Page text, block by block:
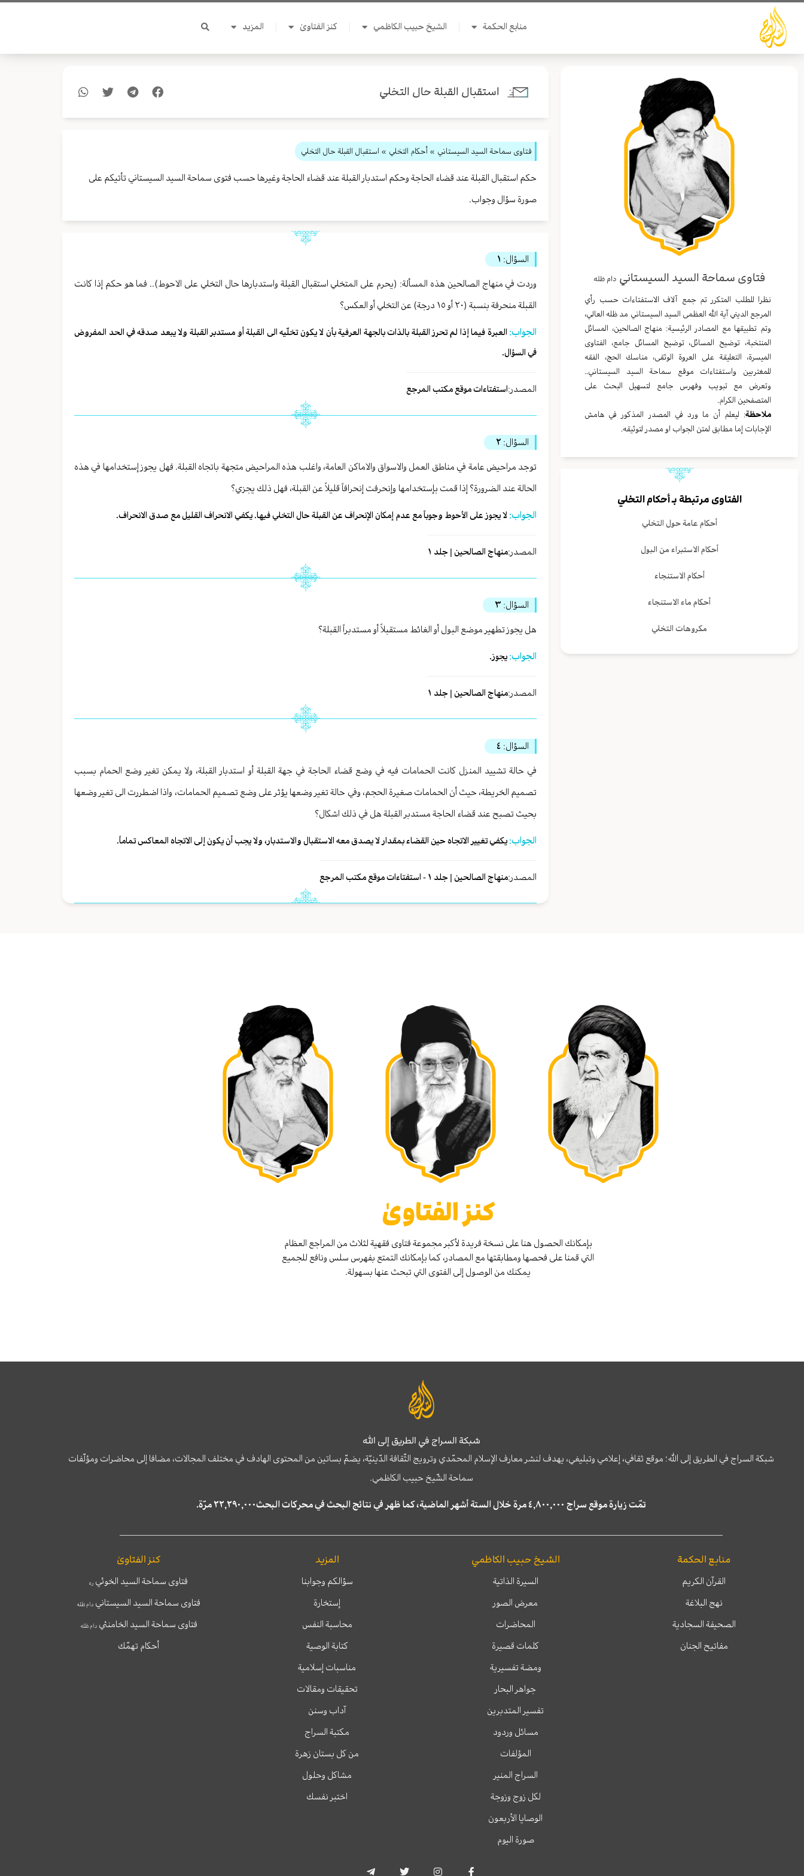
تخطي
المحتوى
منابع الحكمة الشيخ حبيب الكاظمي كنز الفتاوىٰ المزيد
فتاوى سماحة السيد السيستاني دام ظله
نظرا للطلب المتكرر تم جمع آلاف الاستفتاءات حسب رأي
المرجع الديني آية الله العظمى السيد السيستاني مد ظله العالي،
وتم تطبيقها مع المصادر الرئيسية: منهاج الصالحين، المسائل
المنتخبة، توضيح المسائل، توضيح المسائل جامع، الفتاوى
الميسرة، التعليقة على العروة الوثقى، مناسك الحج، الفقه
للمغتربين واستفتاءات موقع سماحة السيد السيستاني..
وتعرض مع تبويب وفهرس جامع لتسهيل البحث على
المتصفحين الكرام.
ملاحظة: ليعلم أن ما ورد في المصدر المذكور في هامش
الإجابات إما مطابق لمتن الجواب او مصدر لتوثيقه.
الفتاوى مرتبطة بـأحكام التخلي
أحكام عامة حول التخلي
أحكام الاستبراء من البول
أحكام الاستنجاء
أحكام ماء الاستنجاء
مكروهات التخلي
استقبال القبلة حال التخلي
فتاوى سماحة السيد السيستاني » أحكام التخلي » استقبال القبلة حال التخلي
حكم استقبال القبلة عند قضاء الحاجة وحكم استدبار القبلة عند قضاء الحاجة وغيرها حسب فتوى سماحة السيد السيستاني تأتيكم على
صورة سؤال وجواب.
السؤال: ١
وردت في منهاج الصالحين هذه المسألة: (يحرم على المتخلي استقبال القبلة واستدبارها حال التخلي على الاحوط).. فما هو حكم إذا كانت
القبلة منحرفة بنسبة (٢٠ أو ١٥ درجة) عن التخلي أو العكس؟
الجواب: العبرة فيما إذا لم تحرز القبلة بالذات بالجهة العرفية بأن لا يكون تخلّيه الى القبلة أو مستدبر القبلة ولا يبعد صدقه في الحد المفروض
في السؤال.
المصدر:استفتاءات موقع مكتب المرجع
السؤال: ٢
توجد مراحيض عامة في مناطق العمل والاسواق والاماكن العامة، واغلب هذه المراحيض متجهة باتجاه القبلة. فهل يجوز إستخدامها في هذه
الحالة عند الضرورة؟ إذا قمت بإستخدامها وإنحرفت إنحرافاً قليلاً عن القبلة، فهل ذلك يجزي؟
الجواب: لا يجوز على الأحوط وجوباً مع عدم إمكان الإنحراف عن القبلة حال التخلي فيها. يكفي الانحراف القليل مع صدق الانحراف.
المصدر:منهاج الصالحين | جلد ١
السؤال: ٣
هل يجوز تطهير موضع البول أو الغائط مستقبلاً أو مستدبراً القبلة؟
الجواب: يجوز.
المصدر:منهاج الصالحين | جلد ١
السؤال: ٤
في حالة تشييد المنزل كانت الحمامات فيه في وضع قضاء الحاجة في جهة القبلة أو استدبار القبلة، ولا يمكن تغير وضع الحمام بسبب
تصميم الخريطة، حيث أن الحمامات صغيرة الحجم، وفي حالة تغير وضعها يؤثر على وضع تصميم الحمامات، واذا اضطررت الى تغير وضعها
بحيث تصبح عند قضاء الحاجة مستدبر القبلة هل في ذلك اشكال؟
الجواب: يكفي تغيير الاتجاه حين القضاء بمقدار لا يصدق معه الاستقبال والاستدبار، ولا يجب أن يكون إلى الاتجاه المعاكس تماماً.
المصدر:منهاج الصالحين | جلد ١ - استفتاءات موقع مكتب المرجع
كنز الفتاوىٰ
بإمكانك الحصول هنا على نسخة فريدة لأكبر مجموعة فتاوى فقهية لثلاث من المراجع العظام
التي قمنا على فحصها ومطابقتها مع المصادر، كما بإمكانك التمتع بفهرس سلس ونافع للجميع
يمكنك من الوصول إلى الفتوى التي تبحث عنها بسهولة.
شبكة السراج في الطريق إلى الله
شبكة السراج في الطريق إلى الله؛ موقع ثقافي، إعلامي وتبليغي، يهدف لنشر معارف الإسلام المحمّدي وترويج الثّقافة الدّينيّة، يضمّ بساتين من المحتوى الهادف في مختلف المجالات، مضافا إلى محاضرات ومؤلّفات
سماحة الشّيخ حبيب الكاظمي.
تمّت زيارة موقع سراج ٤,٨٠٠,٠٠٠ مرة خلال الستة أشهر الماضية، كما ظهر في نتائج البحث في محركات البحث٢٢,٢٩٠,٠٠٠ مرّة.
منابع الحكمة
القرآن الكريم
نهج البلاغة
الصحيفة السجادية
مفاتيح الجنان
الشيخ حبيب الكاظمي
السيرة الذاتية
معرض الصور
المحاضرات
كلمات قصيرة
ومضة تفسيرية
جواهر البحار
تفسير المتدبرين
مسائل وردود
المؤلفات
السراج المنير
لكل زوج وزوجة
الوصايا الأربعون
صورة اليوم
المزيد
سؤالكم وجوابنا
إستخارة
محاسبة النفس
كتابة الوصية
مناسبات إسلامية
تحقيقات ومقالات
آداب وسنن
مكتبة السراج
من كل بستان زهرة
مشاكل وحلول
اختبر نفسك
كنز الفتاوىٰ
فتاوى سماحة السيد الخوئي ره
فتاوى سماحة السيد السيستاني دام ظله
فتاوى سماحة السيد الخامنئيدام ظله
أحكام تهمّك
c
s
i
l